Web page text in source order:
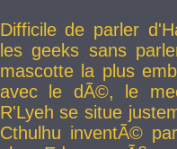
Difficile de parler
les geeks sans
mascotte la plus
avec le dÃ©, le
R'Lyeh se situe
Cthulhu inventÃ©